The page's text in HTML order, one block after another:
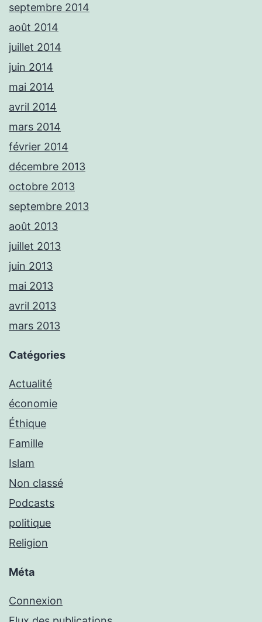
septembre 2014
août 2014
juillet 2014
juin 2014
mai 2014
avril 2014
mars 2014
février 2014
décembre 2013
octobre 2013
septembre 2013
août 2013
juillet 2013
juin 2013
mai 2013
avril 2013
mars 2013
Catégories
Actualité
économie
Éthique
Famille
Islam
Non classé
Podcasts
politique
Religion
Méta
Connexion